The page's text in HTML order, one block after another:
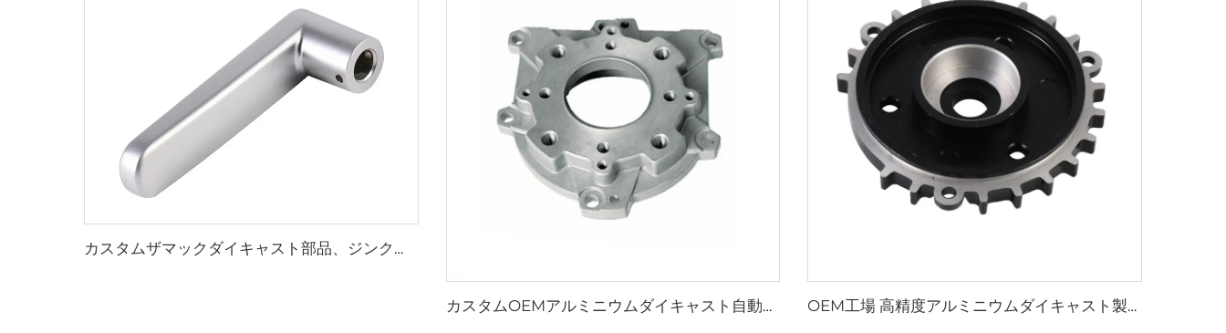
カスタムザマックダイキャスト部品、ジンク合金ダイキャスト部品
カスタムOEMアルミニウムダイキャスト自動車部品 アルミニウム合金自動車純正部品 OEM工場 高精度アルミニウムダイキャスト製品 ギア部品